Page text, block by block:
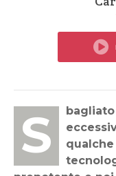
Sbagliato preoccuparsi